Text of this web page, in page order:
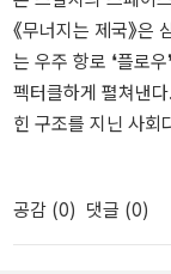
이랜드 2세의 아버지
군다 코르빈 시안 대
행위원회의 명목상
지. ★ 지위 지난 모든 황제의 생각과 기억이 저장된 ‘기억의 방’을 지
황제이자 오베르뉴
름에 익숙해지면 어
개와 정치적 긴장감
거대한 위기 속에서
을 놓지 않게 만든다
성단 시리즈의 다음
으로 무너지고, 또 어
다.SF와 정치 드라
인공 캐릭터를 여성
지가 없다. 하지만
역할을 맡은 인물들
호원, 경찰 같은 인
는 명확하지 않다.
그 인물이 여성이라
된다. 작가는 이를
《무너지는 제국》
는 우주 항로 ❛플로
펙터클하게 펼쳐낸
힌 구조를 지닌 사회
에서 SF라는 장르
킨다.⠀ ⠀⠀이야기의
절대적인 우주 항로
공감 (0) 댓글 (0)